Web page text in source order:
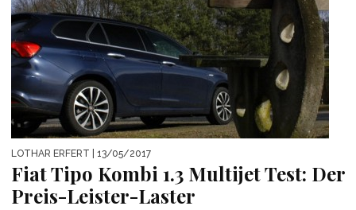
LOTHAR ERFERT | 13/05/2017
Fiat Tipo Kombi 1.3 Multijet Test: Der
Preis-Leister-Laster